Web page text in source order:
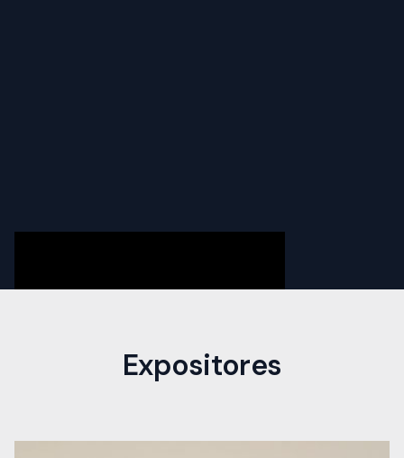
Expositores